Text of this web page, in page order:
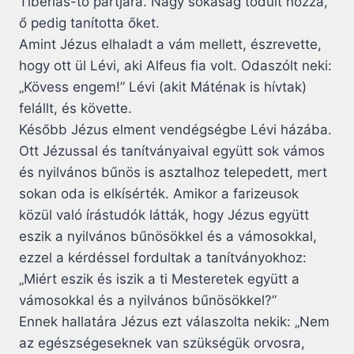
ő pedig tanította őket.
Amint Jézus elhaladt a vám mellett, észrevette,
hogy ott ül Lévi, aki Alfeus fia volt. Odaszólt neki:
„Kövess engem!” Lévi (akit Máténak is hívtak)
felállt, és követte.
Később Jézus elment vendégségbe Lévi házába.
Ott Jézussal és tanítványaival együtt sok vámos
és nyilvános bűnös is asztalhoz telepedett, mert
sokan oda is elkísérték. Amikor a farizeusok
közül való írástudók látták, hogy Jézus együtt
eszik a nyilvános bűnösökkel és a vámosokkal,
ezzel a kérdéssel fordultak a tanítványokhoz:
„Miért eszik és iszik a ti Mesteretek együtt a
vámosokkal és a nyilvános bűnösökkel?”
Ennek hallatára Jézus ezt válaszolta nekik: „Nem
az egészségeseknek van szükségük orvosra,